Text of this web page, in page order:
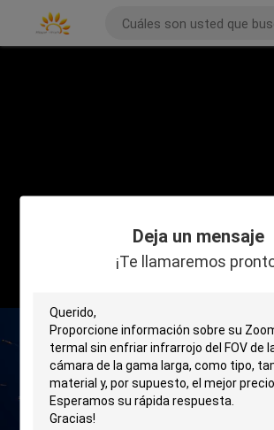
Deja un mensaje
¡Te llamaremos